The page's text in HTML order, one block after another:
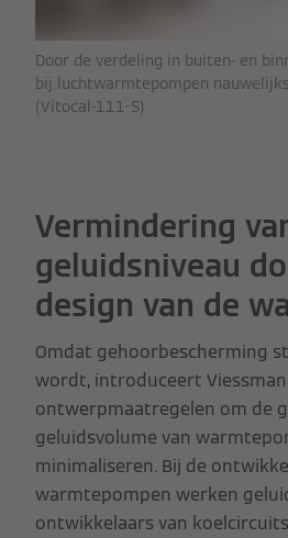
Door de verdeling in buiten- en
bij luchtwarmtepompen
(Vitocal-111-S)
Vermindering
geluidsniveau
design van de
Omdat gehoorbescherming
wordt, introduceert
ontwerpmaatregelen om de
geluidsvolume van
minimaliseren. Bij de
warmtepompen werken
ontwikkelaars van